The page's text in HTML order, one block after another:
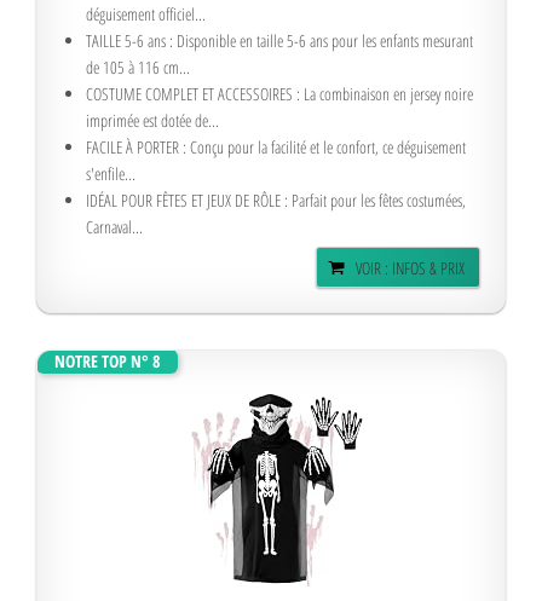
déguisement officiel...
TAILLE 5-6 ans : Disponible en taille 5-6 ans pour les enfants mesurant
de 105 à 116 cm...
COSTUME COMPLET ET ACCESSOIRES : La combinaison en jersey noire
imprimée est dotée de...
FACILE À PORTER : Conçu pour la facilité et le confort, ce déguisement
s'enfile...
IDÉAL POUR FÊTES ET JEUX DE RÔLE : Parfait pour les fêtes costumées,
Carnaval...
VOIR : INFOS & PRIX
NOTRE TOP N° 8